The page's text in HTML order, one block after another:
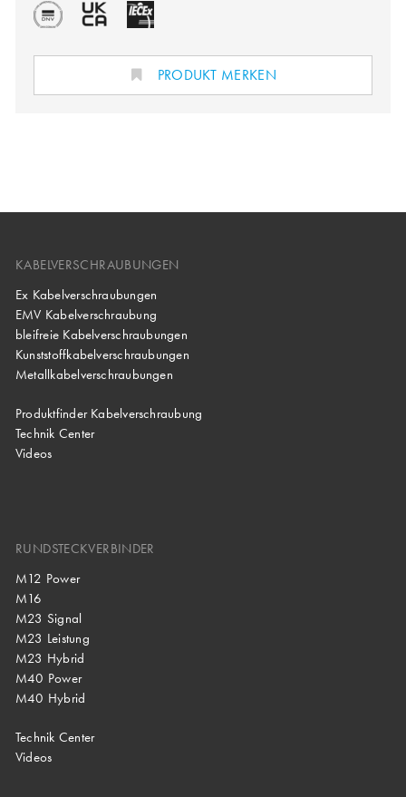
PRODUKT MERKEN
KABELVERSCHRAUBUNGEN
Ex Kabelverschraubungen
EMV Kabelverschraubung
bleifreie Kabelverschraubungen
Kunststoffkabelverschraubungen
Metallkabelverschraubungen
Produktfinder Kabelverschraubung
Technik Center
Videos
RUNDSTECKVERBINDER
M12 Power
M16
M23 Signal
M23 Leistung
M23 Hybrid
M40 Power
M40 Hybrid
Technik Center
Videos